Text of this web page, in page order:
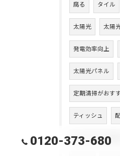
腐る タイル
太陽光 太陽
発電効率向上
太陽光パネル
定期清掃がおす
ティッシュ
シャワーから漏れ
0120-373-680